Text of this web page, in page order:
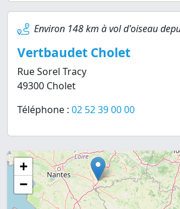
Environ 148 km à vol d'oiseau
Vertbaudet Cholet
Rue Sorel Tracy
49300 Cholet
Téléphone : 02 52 39 00 00
+
−